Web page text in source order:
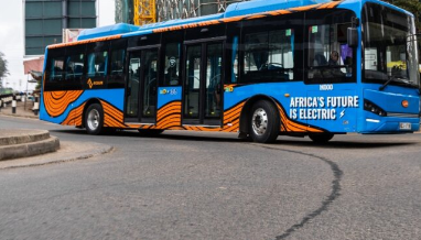
Tunisie
République Démocratique du
Congo
São Tomé et Príncipe
Seychelles
Sierra Leone
Soudan